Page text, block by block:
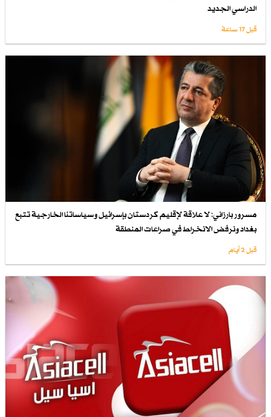
الدراسي الجديد
قبل 17 ساعة
مسرور بارزاني: لا علاقة لإقليم كردستان بإسرائيل وسياساتنا الخارجية تتبع
بغداد ونرفض الانخراط في صراعات المنطقة
قبل 2 أيام